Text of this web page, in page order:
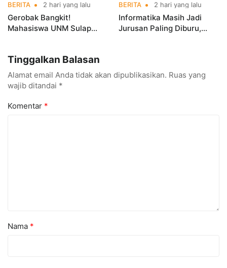
BERITA 2 hari yang lalu
Gerobak Bangkit!
Mahasiswa UNM Sulap
BERITA 2 hari yang lalu
Informatika Masih Jadi
Jurusan Paling Diburu,
Tinggalkan Balasan
Alamat email Anda tidak akan dipublikasikan. Ruas yang
wajib ditandai *
Komentar *
Nama *